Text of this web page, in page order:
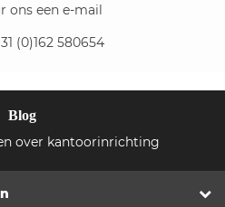
ons een e-mail
(0)162 580654
Blog
over kantoorinrichting